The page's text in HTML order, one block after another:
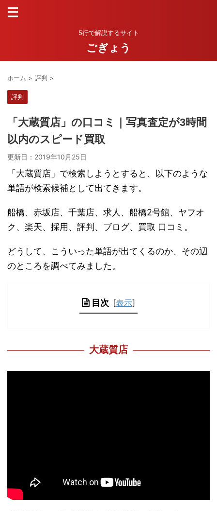
5行で解説するサイト
ごぎょう
ホーム > 評判 >
評判
「大蔵質店」の口コミ｜写真査定が3時間
以内のスピード買取
更新日： 2019年10月25日
「大蔵質店」で検索しようとすると、以下のような
単語が検索候補として出てきます。
船橋、赤坂店、千葉店、求人、船橋2号館、ヤフオ
ク、楽天、採用、評判、ブログ、買取 口コミ。
どうして、こういった単語が出てくるのか、その辺
のところを調べてみました。
目次 [表示]
大蔵質店